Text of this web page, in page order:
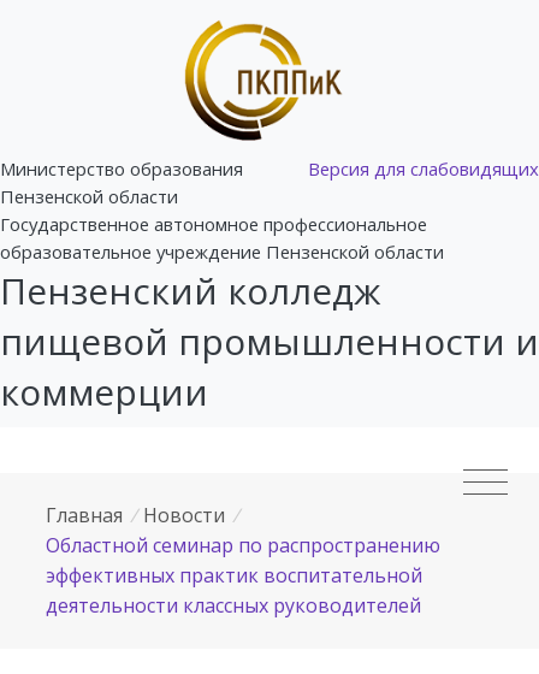
Версия для слабовидящих
Министерство образования
Пензенской области
Государственное автономное профессиональное
образовательное учреждение Пензенской области
Пензенский колледж
пищевой промышленности и
коммерции
Главная / Новости /
Областной семинар по распространению
эффективных практик воспитательной
деятельности классных руководителей